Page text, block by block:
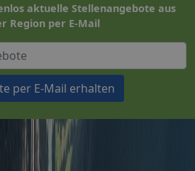
aktuelle Stellenangebote aus
Region per E-Mail
per E-Mail erhalten